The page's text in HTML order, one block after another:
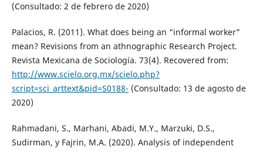
(Consultado: 2 de febrero de 2020)
Palacios, R. (2011). What does being an “informal worker”
mean? Revisions from an athnographic Research Project.
Revista Mexicana de Sociología. 73(4). Recovered from:
http://www.scielo.org.mx/scielo.php?
script=sci_arttext&pid=S0188- (Consultado: 13 de agosto de
2020)
Rahmadani, S., Marhani, Abadi, M.Y., Marzuki, D.S.,
Sudirman, y Fajrin, M.A. (2020). Analysis of independent